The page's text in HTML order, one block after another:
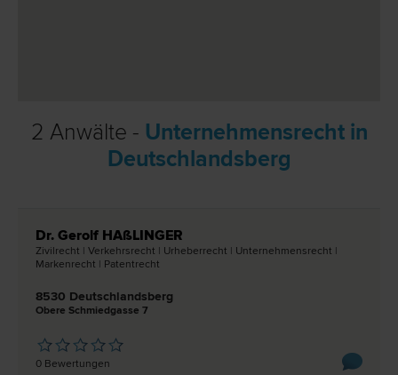
2 Anwälte - Unternehmensrecht in
Deutschlandsberg
Dr. Gerolf HAßLINGER
Zivil­recht | Verkehrs­recht | Urheber­recht | Unternehmens­recht |
Marken­recht | Patent­recht
8530 Deutschlandsberg
Obere Schmiedgasse 7
0 Bewertungen